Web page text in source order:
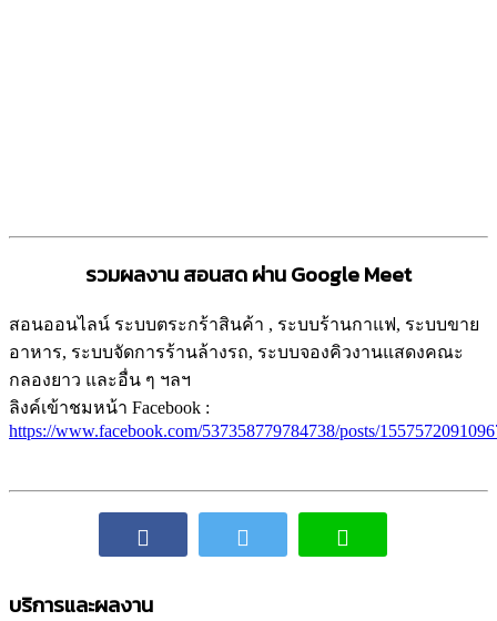
รวมผลงาน สอนสด ผ่าน Google Meet
สอนออนไลน์ ระบบตระกร้าสินค้า , ระบบร้านกาแฟ, ระบบขาย
อาหาร, ระบบจัดการร้านล้างรถ, ระบบจองคิวงานแสดงคณะ
กลองยาว และอื่น ๆ ฯลฯ
ลิงค์เข้าชมหน้า Facebook :
https://www.facebook.com/537358779784738/posts/
บริการและผลงาน